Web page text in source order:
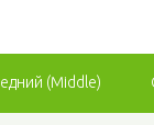
(Middle)